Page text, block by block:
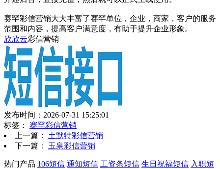
赛罕彩信营销大大丰富了赛罕单位，企业，商家，客户的服务
范围和内容，提高客户满意度，有助于提升企业形象。
欣欣云彩信营销
发布时间：2026-07-31 15:25:01
标签： 赛罕彩信营销
上一篇： 土默特彩信营销
下一篇： 玉泉彩信营销
热门产品 106短信 通知短信 工资条短信 生日祝福短信 入职短